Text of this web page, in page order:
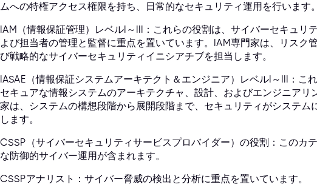
ムへの特権アクセス権限を持ち、日常的なセキュリティ運用を行います。
IAM（情報保証管理）レベルI～III：これらの役割は、サイバーセキュリ
よび担当者の管理と監督に重点を置いています。IAM専門家は、リスク
び戦略的なサイバーセキュリティイニシアチブを担当します。
IASAE（情報保証システムアーキテクト＆エンジニア）レベルI～III：こ
セキュアな情報システムのアーキテクチャ、設計、およびエンジニアリ
家は、システムの構想段階から展開段階まで、セキュリティがシステム
します。
CSSP（サイバーセキュリティサービスプロバイダー）の役割：このカ
な防御的サイバー運用が含まれます。
CSSPアナリスト：サイバー脅威の検出と分析に重点を置いています。